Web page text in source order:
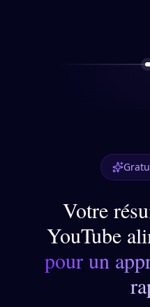
Votre
YouTube
pour un